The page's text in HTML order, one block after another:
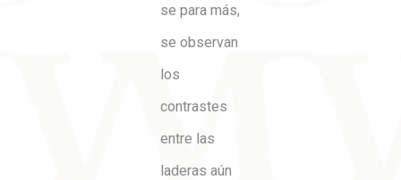
se para más,
se observan
los
contrastes
entre las
laderas aún